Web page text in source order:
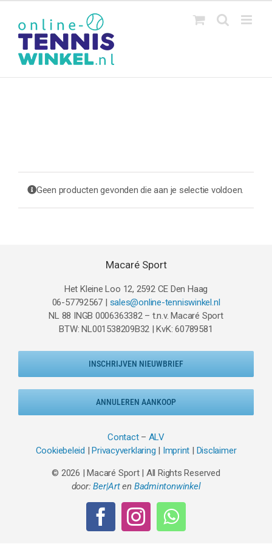
inhoud
Geen producten gevonden die aan je selectie voldoen.
Macaré Sport
Het Kleine Loo 12, 2592 CE Den Haag
06-57792567 | sales@online-tenniswinkel.nl
NL 88 INGB 0006363382 – t.n.v. Macaré Sport
BTW: NL001538209B32 | KvK: 60789581
INSCHRIJVEN NIEUWBRIEF
ANNULEREN AANKOOP
Contact– ALV
Cookiebeleid |Privacyverklaring | Imprint | Disclaimer
© 2026 | Macaré Sport | All Rights Reserved
door:Ber|Arten Badmintonwinkel